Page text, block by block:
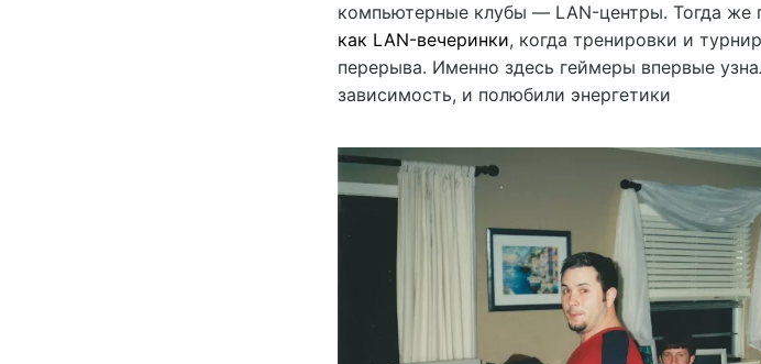
компьютерные клубы — LAN-центры. Тогда же
как LAN-вечеринки, когда тренировки и
перерыва. Именно здесь геймеры впервые
зависимость, и полюбили энергетики